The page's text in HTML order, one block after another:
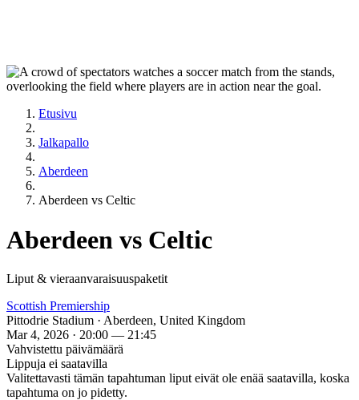
Etusivu
Jalkapallo
Aberdeen
Aberdeen vs Celtic
Aberdeen vs Celtic
Liput & vieraanvaraisuuspaketit
Scottish Premiership
Pittodrie Stadium · Aberdeen, United Kingdom
Mar 4, 2026 · 20:00 — 21:45
Vahvistettu päivämäärä
Lippuja ei saatavilla
Valitettavasti tämän tapahtuman liput eivät ole enää saatavilla, koska
tapahtuma on jo pidetty.